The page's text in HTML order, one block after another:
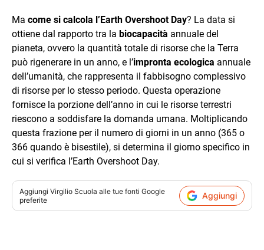
Ma come si calcola l’Earth Overshoot Day? La data si
ottiene dal rapporto tra la biocapacità annuale del
pianeta, ovvero la quantità totale di risorse che la Terra
può rigenerare in un anno, e l’impronta ecologica annuale
dell’umanità, che rappresenta il fabbisogno complessivo
di risorse per lo stesso periodo. Questa operazione
fornisce la porzione dell’anno in cui le risorse terrestri
riescono a soddisfare la domanda umana. Moltiplicando
questa frazione per il numero di giorni in un anno (365 o
366 quando è bisestile), si determina il giorno specifico in
cui si verifica l’Earth Overshoot Day.
Aggiungi Virgilio Scuola alle tue fonti Google
preferite
Aggiungi